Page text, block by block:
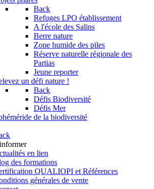
Back
Refuges LPO établissement
A l'école des Salins
Berre nature
Zone humide des piles
Réserve naturelle régionale des
Partias
Jeune reporter
un défi nature !
Back
Défis Biodiversité
Défis Mer
de la biodiversité
en lien
des formations
QUALIOPI et Références
générales de vente